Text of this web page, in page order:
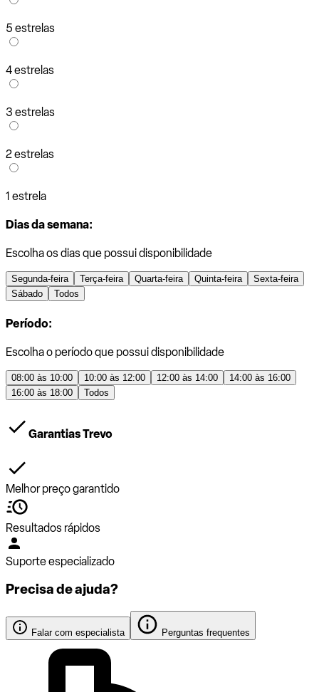
5 estrelas
4 estrelas
3 estrelas
2 estrelas
1 estrela
Dias da semana:
Escolha os dias que possui disponibilidade
Segunda-feira Terça-feira Quarta-feira Quinta-feira
Sexta-feira
Sábado
Todos
Período:
Escolha o período que possui disponibilidade
08:00 às 10:00 10:00 às 12:00 12:00 às 14:00
14:00 às 16:00
16:00 às 18:00
Todos
Garantias Trevo
Melhor preço garantido
Resultados rápidos
Suporte especializado
Precisa de ajuda?
Falar com especialista Perguntas frequentes